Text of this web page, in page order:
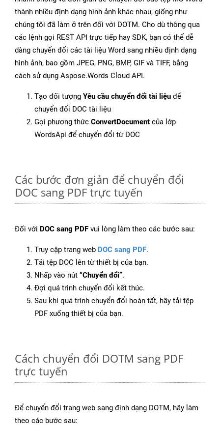
thành nhiều định dạng hình ảnh khác nhau, giống như
chúng tôi đã làm ở trên đối với DOTM. Cho dù thông qua
các lệnh gọi REST API trực tiếp hay SDK, bạn có thể dễ
dàng chuyển đổi các tài liệu Word sang nhiều định dạng
hình ảnh, bao gồm JPEG, PNG, BMP, GIF và TIFF, bằng
cách sử dụng Aspose.Words Cloud API.
Tạo đối tượng Yêu cầu chuyển đổi tài liệu để
chuyển đổi DOC tài liệu
Gọi phương thức ConvertDocument của lớp
WordsApi để chuyển đổi từ DOC
Các bước đơn giản để chuyển đổi
DOC sang PDF trực tuyến
Đối với DOC sang PDF vui lòng làm theo các bước sau:
Truy cập trang web DOC sang PDF.
Tải tệp DOC lên từ thiết bị của bạn.
Nhấp vào nút “Chuyển đổi”.
Đợi quá trình chuyển đổi kết thúc.
Sau khi quá trình chuyển đổi hoàn tất, hãy tải tệp
PDF xuống thiết bị của bạn.
Cách chuyển đổi DOTM sang PDF
trực tuyến
Để chuyển đổi trang web sang định dạng DOTM, hãy làm
theo các bước sau: